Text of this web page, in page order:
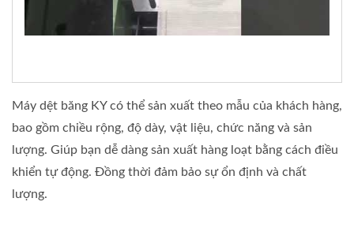
Máy dệt băng KY có thể sản xuất theo mẫu của khách hàng,
bao gồm chiều rộng, độ dày, vật liệu, chức năng và sản
lượng. Giúp bạn dễ dàng sản xuất hàng loạt bằng cách điều
khiển tự động. Đồng thời đảm bảo sự ổn định và chất
lượng.